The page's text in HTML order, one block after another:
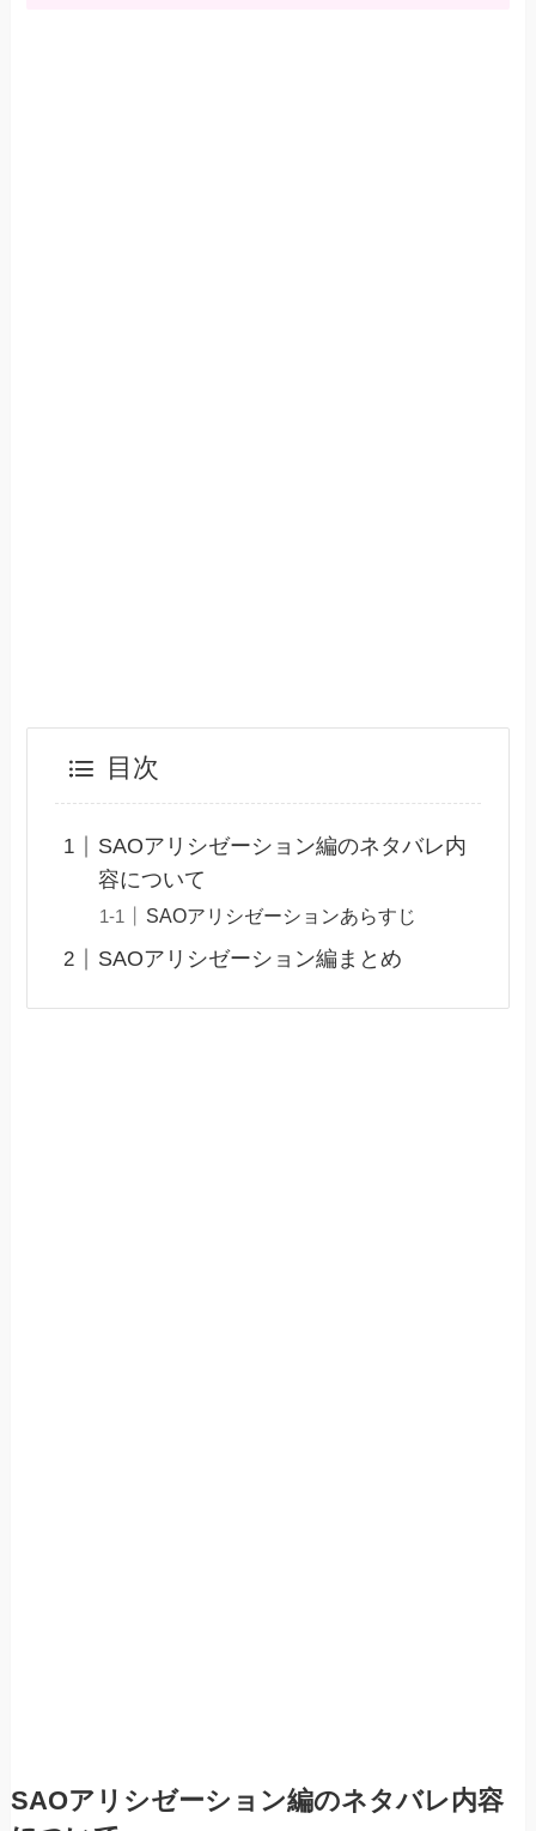
目次
SAOアリシゼーション編のネタバレ内
容について
SAOアリシゼーションあらすじ
SAOアリシゼーション編まとめ
SAOアリシゼーション編のネタバレ内容